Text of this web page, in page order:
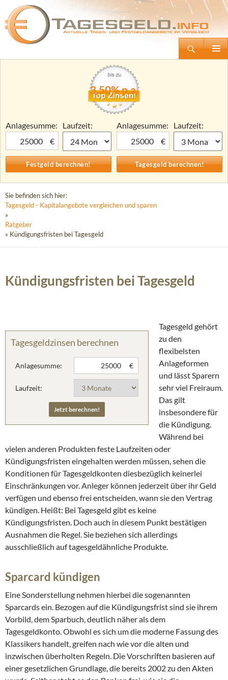
Tagesgeld.info – Tagesgeldkonten vergleichen und Tagesgeld-Zinsen berechnen
Zum
3,50% p.a.
Anlagesumme:
€
Laufzeit:
Anlagesumme:
€
Laufzeit:
Sie befinden sich hier:
Tagesgeld - Kapitalangebote vergleichen und sparen
»
Ratgeber
» Kündigungsfristen bei Tagesgeld
Kündigungsfristen bei Tagesgeld
Tagesgeldzinsen berechnen
Anlagesumme: €
Laufzeit:
Tagesgeld gehört
zu den
flexibelsten
Anlageformen
und lässt Sparern
sehr viel Freiraum.
Das gilt
insbesondere für
die Kündigung.
Während bei
vielen anderen Produkten feste Laufzeiten oder
Kündigungsfristen eingehalten werden müssen, sehen die
Konditionen für Tagesgeldkonten diesbezüglich keinerlei
Einschränkungen vor. Anleger können jederzeit über ihr Geld
verfügen und ebenso frei entscheiden, wann sie den Vertrag
kündigen. Heißt: Bei Tagesgeld gibt es keine
Kündigungsfristen. Doch auch in diesem Punkt bestätigen
Ausnahmen die Regel. Sie beziehen sich allerdings
ausschließlich auf tagesgeldähnliche Produkte.
Sparcard kündigen
Eine Sonderstellung nehmen hierbei die sogenannten
Sparcards ein. Bezogen auf die Kündigungsfrist sind sie ihrem
Vorbild, dem Sparbuch, deutlich näher als dem
Tagesgeldkonto. Obwohl es sich um die moderne Fassung des
Klassikers handelt, greifen nach wie vor die alten und
inzwischen überholten Regeln. Die Vorschriften basieren auf
einer gesetzlichen Grundlage, die bereits 2002 zu den Akten